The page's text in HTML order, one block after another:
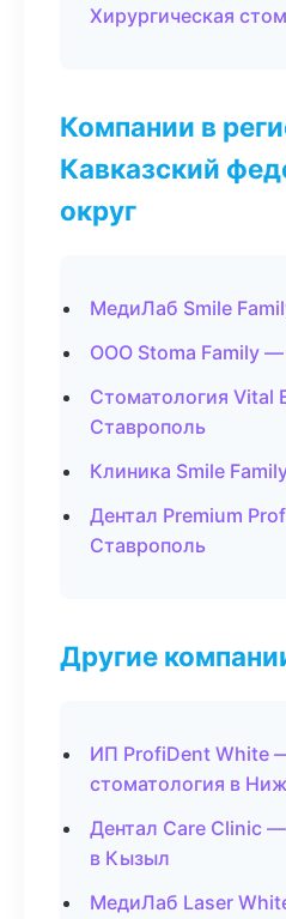
Хирургическая
Компании в
Кавказский
округ
МедиЛаб Smile
ООО Stoma Family —
Стоматология Vital
Ставрополь
Клиника Smile
Дентал Premium
Ставрополь
Другие
ИП ProfiDent White
стоматология в
Дентал Care Clinic
в Кызыл
МедиЛаб Laser